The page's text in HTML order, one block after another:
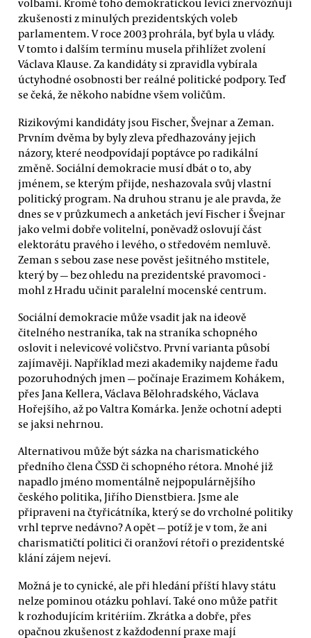
volbami. Kromě toho demokratickou levici znervózňují
zkušenosti z minulých prezidentských voleb
parlamentem. V roce 2003 prohrála, byť byla u vlády.
V tomto i dalším termínu musela přihlížet zvolení
Václava Klause. Za kandidáty si zpravidla vybírala
úctyhodné osobnosti ber reálné politické podpory. Teď
se čeká, že někoho nabídne všem voličům.
Rizikovými kandidáty jsou Fischer, Švejnar a Zeman.
Prvním dvěma by byly zleva předhazovány jejich
názory, které neodpovídají poptávce po radikální
změně. Sociální demokracie musí dbát o to, aby
jménem, se kterým přijde, neshazovala svůj vlastní
politický program. Na druhou stranu je ale pravda, že
dnes se v průzkumech a anketách jeví Fischer i Švejnar
jako velmi dobře volitelní, poněvadž oslovují část
elektorátu pravého i levého, o středovém nemluvě.
Zeman s sebou zase nese pověst ješitného mstitele,
který by — bez ohledu na prezidentské pravomoci -
mohl z Hradu učinit paralelní mocenské centrum.
Sociální demokracie může vsadit jak na ideově
čitelného nestraníka, tak na straníka schopného
oslovit i nelevicové voličstvo. První varianta působí
zajímavěji. Například mezi akademiky najdeme řadu
pozoruhodných jmen — počínaje Erazimem Kohákem,
přes Jana Kellera, Václava Bělohradského, Václava
Hořejšího, až po Valtra Komárka. Jenže ochotní adepti
se jaksi nehrnou.
Alternativou může být sázka na charismatického
předního člena ČSSD či schopného rétora. Mnohé již
napadlo jméno momentálně nejpopulárnějšího
českého politika, Jiřího Dienstbiera. Jsme ale
připraveni na čtyřicátníka, který se do vrcholné politiky
vrhl teprve nedávno? A opět — potíž je v tom, že ani
charismatičtí politici či oranžoví rétoři o prezidentské
klání zájem nejeví.
Možná je to cynické, ale při hledání příští hlavy státu
nelze pominou otázku pohlaví. Také ono může patřit
k rozhodujícím kritériím. Zkrátka a dobře, přes
opačnou zkušenost z každodenní praxe mají